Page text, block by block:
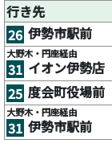
行き先
26 伊勢市駅前
大野木・円座経由
31 イオン伊勢店
25 度会町役場前
大野木・円座経由
31 伊勢市駅前